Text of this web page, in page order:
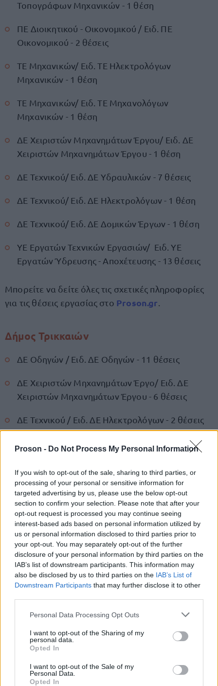
Proson - Do Not Process My Personal Information
If you wish to opt-out of the sale, sharing to third parties, or
processing of your personal or sensitive information for
targeted advertising by us, please use the below opt-out
section to confirm your selection. Please note that after your
opt-out request is processed you may continue seeing
interest-based ads based on personal information utilized by
us or personal information disclosed to third parties prior to
your opt-out. You may separately opt-out of the further
disclosure of your personal information by third parties on the
IAB’s list of downstream participants. This information may
also be disclosed by us to third parties on the IAB’s List of
Downstream Participants that may further disclose it to other
Please note that this website/app uses one or more Google
not limited to your visit or usage behaviour. You may click to
grant or deny consent to Google and its third-party tags to
use your data for below specified purposes in below Google
consent section.
Personal Data Processing Opt Outs
I want to opt-out of the Sharing of my
personal data.
Opted In
I want to opt-out of the Sale of my
Personal Data.
Opted In
Τοπογράφων Μηχανικών - 1 θέση
ΠΕ Διοικητικού - Οικονομικού / Ειδ. ΠΕ
Οικονομικού - 2 θέσεις
ΤΕ Μηχανικών/ Ειδ. ΤΕ Ηλεκτρολόγων
Μηχανικών - 1 θέση
ΤΕ Μηχανικών/ Ειδ. ΤΕ Μηχανολόγων
Μηχανικών - 1 θέση
ΔΕ Χειριστών Μηχανημάτων Έργου/ Ειδ. ΔΕ
Χειριστών Μηχανημάτων Έργου - 1 θέση
ΔΕ Τεχνικού/ Ειδ. ΔΕ Υδραυλικών - 7 θέσεις
ΔΕ Τεχνικού/ Ειδ. ΔΕ Ηλεκτρολόγων - 1 θέση
ΔΕ Τεχνικού/ Ειδ. ΔΕ Δομικών Έργων - 1 θέση
ΥΕ Εργατών Τεχνικών Εργασιών/ Ειδ. ΥΕ
Εργατών Ύδρευσης - Αποχέτευσης - 13 θέσεις
Μπορείτε να δείτε όλες τις σχετικές πληροφορίες
για τις θέσεις εργασίας στο Proson.gr
Δήμος Τρικκαιών
ΔΕ Οδηγών / Ειδ. ΔΕ Οδηγών - 11 θέσεις
ΔΕ Χειριστών Μηχανημάτων Έργο/ Ειδ. ΔΕ
Χειριστών Μηχανημάτων Έργου - 6 θέσεις
ΔΕ Τεχνικού / Ειδ. ΔΕ Ηλεκτρολόγων - 2 θέσεις
ΥΕ Προσωπικό Καθαριότητας Εξωτερικών
Χώρων Ειδ. ΥΕ Συνοδών Απορριμματοφόρων -
12 θέσεις
ΥΕ Προσωπικό Καθαριότητας Εξωτερικών
Χώρων / Ειδ. ΥΕ Προσωπικό Καθαριότητας
Εξωτερικών Χώρων - 10 θέσεις
Μπορείτε να δείτε όλες τις σχετικές πληροφορίες
για τις θέσεις εργασίας στοProson.gr.
ΔΕΥΑ Κω
Μηχανικών - 1 θέση